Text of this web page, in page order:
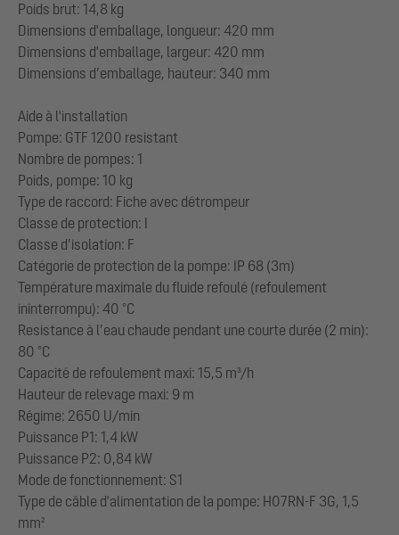
Poids brut: 14,8 kg
Dimensions d'emballage, longueur: 420 mm
Dimensions d'emballage, largeur: 420 mm
Dimensions d’emballage, hauteur: 340 mm
Aide à l'installation
Pompe: GTF 1200 resistant
Nombre de pompes: 1
Poids, pompe: 10 kg
Type de raccord: Fiche avec détrompeur
Classe de protection: I
Classe d’isolation: F
Catégorie de protection de la pompe: IP 68 (3m)
Température maximale du fluide refoulé (refoulement
ininterrompu): 40 °C
Resistance à l’eau chaude pendant une courte durée (2 min):
80 °C
Capacité de refoulement maxi: 15,5 m³/h
Hauteur de relevage maxi: 9 m
Régime: 2650 U/min
Puissance P1: 1,4 kW
Puissance P2: 0,84 kW
Mode de fonctionnement: S1
Type de câble d'alimentation de la pompe: H07RN-F 3G, 1,5
mm²